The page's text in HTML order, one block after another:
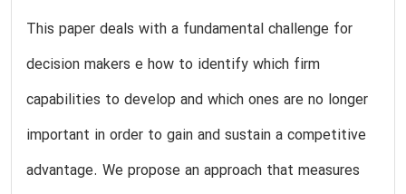
This paper deals with a fundamental challenge for
decision makers e how to identify which firm
capabilities to develop and which ones are no longer
important in order to gain and sustain a competitive
advantage. We propose an approach that measures